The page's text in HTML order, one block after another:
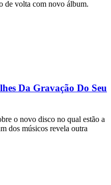
de volta com novo álbum.
Da Gravação Do Seu
o novo disco no qual estão a
dos músicos revela outra